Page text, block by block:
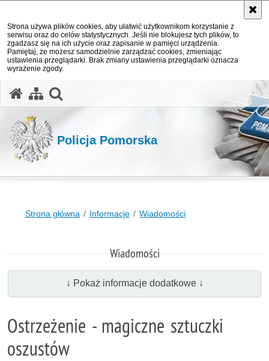
Strona używa plików cookies, aby ułatwić użytkownikom korzystanie z
serwisu oraz do celów statystycznych. Jeśli nie blokujesz tych plików, to
zgadzasz się na ich użycie oraz zapisanie w pamięci urządzenia.
Pamiętaj, że możesz samodzielnie zarządzać cookies, zmieniając
ustawienia przeglądarki. Brak zmiany ustawienia przeglądarki oznacza
wyrażenie zgody.
Policja Pomorska
Strona główna Informacje Wiadomości
Wiadomości
↓ Pokaż informacje dodatkowe ↓
Ostrzeżenie - magiczne sztuczki
oszustów